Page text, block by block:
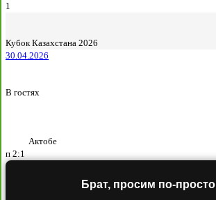
1
Кубок Казахстана 2026
30.04.2026
В гостях
Актобе
п 2:1
Брат, просим по-